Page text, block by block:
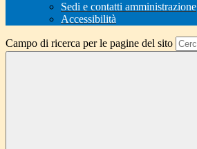
Sedi e contatti amministrazione
Accessibilità
Campo di ricerca per le pagine del sito